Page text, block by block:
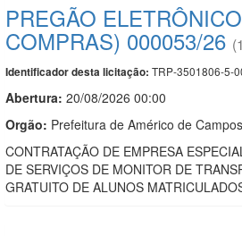
PREGÃO
COMPRAS) 000053/26
Identificador desta licitação: TRP-3501806-5-
Abertura: 20/08/2026 00:00
Orgão: Prefeitura de Américo de
CONTRATAÇÃO DE EMPRESA
DE SERVIÇOS DE MONITOR DE
GRATUITO DE ALUNOS